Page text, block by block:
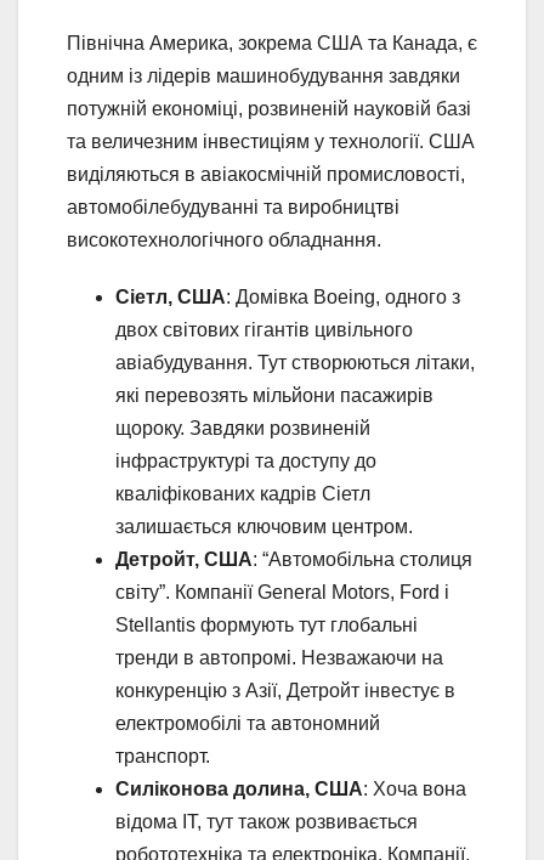
Північна Америка, зокрема США та Канада, є
одним із лідерів машинобудування завдяки
потужній економіці, розвиненій науковій базі
та величезним інвестиціям у технології. США
виділяються в авіакосмічній промисловості,
автомобілебудуванні та виробництві
високотехнологічного обладнання.
Сіетл, США: Домівка Boeing, одного з
двох світових гігантів цивільного
авіабудування. Тут створюються літаки,
які перевозять мільйони пасажирів
щороку. Завдяки розвиненій
інфраструктурі та доступу до
кваліфікованих кадрів Сіетл
залишається ключовим центром.
Детройт, США: “Автомобільна столиця
світу”. Компанії General Motors, Ford і
Stellantis формують тут глобальні
тренди в автопромі. Незважаючи на
конкуренцію з Азії, Детройт інвестує в
електромобілі та автономний
транспорт.
Силіконова долина, США: Хоча вона
відома IT, тут також розвивається
робототехніка та електроніка. Компанії,